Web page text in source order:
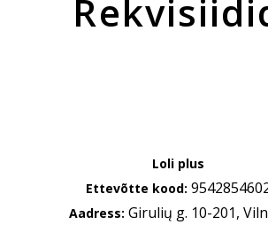
Loli plus
Ettevõtte kood:
Aadress: Girulių g. 10-201,